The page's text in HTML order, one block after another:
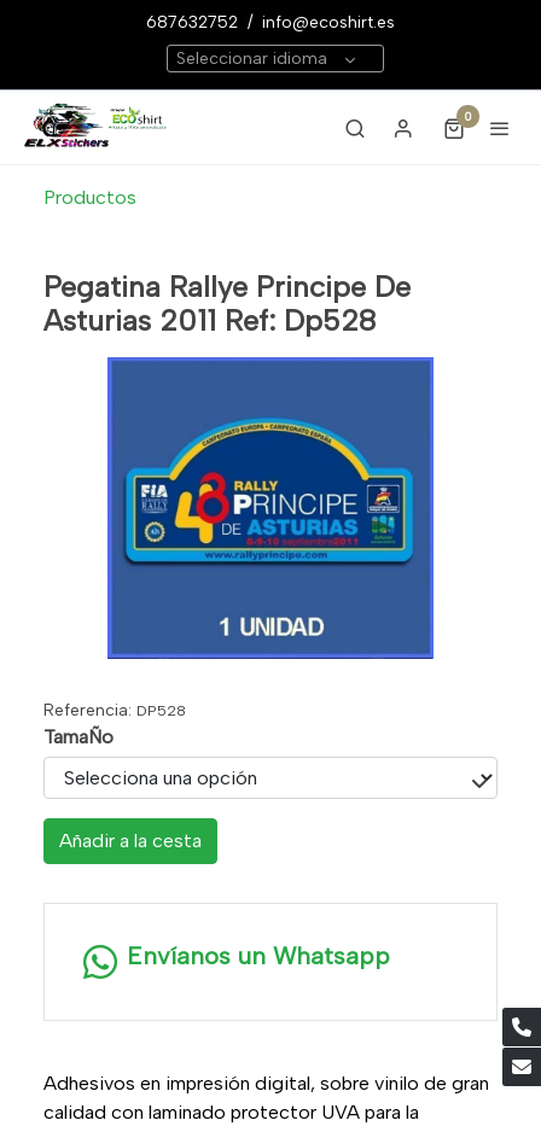
687632752 / info@ecoshirt.es
Seleccionar idioma
0
Productos
Pegatina Rallye Principe De
Asturias 2011 Ref: Dp528
Referencia: DP528
TamaÑo
Añadir a la cesta
Envíanos un Whatsapp
Adhesivos en impresión digital, sobre vinilo de gran
calidad con laminado protector UVA para la